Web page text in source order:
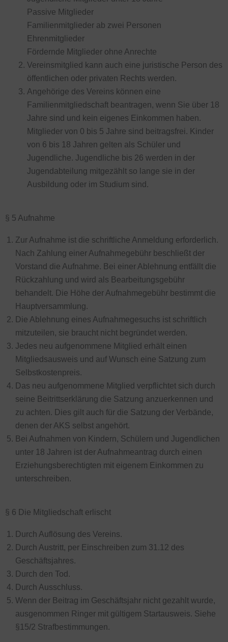
Passive Mitglieder
Familienmitglieder ab zwei Personen
Ehrenmitglieder
Fördernde Mitglieder ohne Anrechte
Vereinsmitglied kann auch eine juristische Person des
öffentlichen oder privaten Rechts werden.
Angehörige des Vereins können eine
Familienmitgliedschaft beantragen, wenn Sie über 18
Jahre sind und kein eigenes Einkommen haben.
Mitglieder von 0 bis 5 Jahre sind beitragsfrei. Kinder
von 6 bis 18 Jahren gelten als Schüler und
Jugendliche. Jugendliche bis 26 werden in der
Jugendabteilung mitgezählt so lange sie in der
Ausbildung oder im Studium sind.
§ 5 Aufnahme
Zur Aufnahme ist die schriftliche Anmeldung erforderlich.
Nach Zahlung einer Aufnahmegebühr beschließt der
Vorstand die Aufnahme. Bei einer Ablehnung entfällt die
Rückzahlung und wird als Bearbeitungsgebühr
behandelt. Die Höhe der Aufnahmegebühr bestimmt die
Hauptversammlung.
Die Ablehnung eines Aufnahmegesuchs ist schriftlich
mitzuteilen, sie braucht nicht begründet werden.
Jedes neu aufgenommene Mitglied erhält einen
Mitgliedsausweis und auf Wunsch eine Satzung zum
Selbstkostenpreis.
Das neu aufgenommene Mitglied verpflichtet sich durch
seine Beitrittserklärung die Satzung anzuerkennen und
zu achten. Dies gilt auch für die Satzung der Verbände,
denen der AKS selbst angehört.
Bei Aufnahmen von Kindern, Schülern und Jugendlichen
unter 18 Jahren ist der Aufnahmeantrag durch einen
Erziehungsberechtigten mit eigenem Einkommen zu
unterschreiben.
§ 6 Die Mitgliedschaft erlischt
Durch Auflösung des Vereins.
Durch Austritt, per Einschreiben zum 31.12 des
Geschäftsjahres.
Durch den Tod.
Durch Ausschluss.
Wenn der Beitrag im Geschäftsjahr nicht gezahlt wurde,
ausgenommen Ringer mit gültigem Startausweis. Siehe
§15/2 Strafbestimmungen.